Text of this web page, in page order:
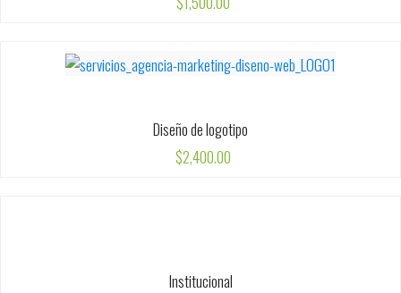
Diseño de logotipo
$2,400.00
Institucional